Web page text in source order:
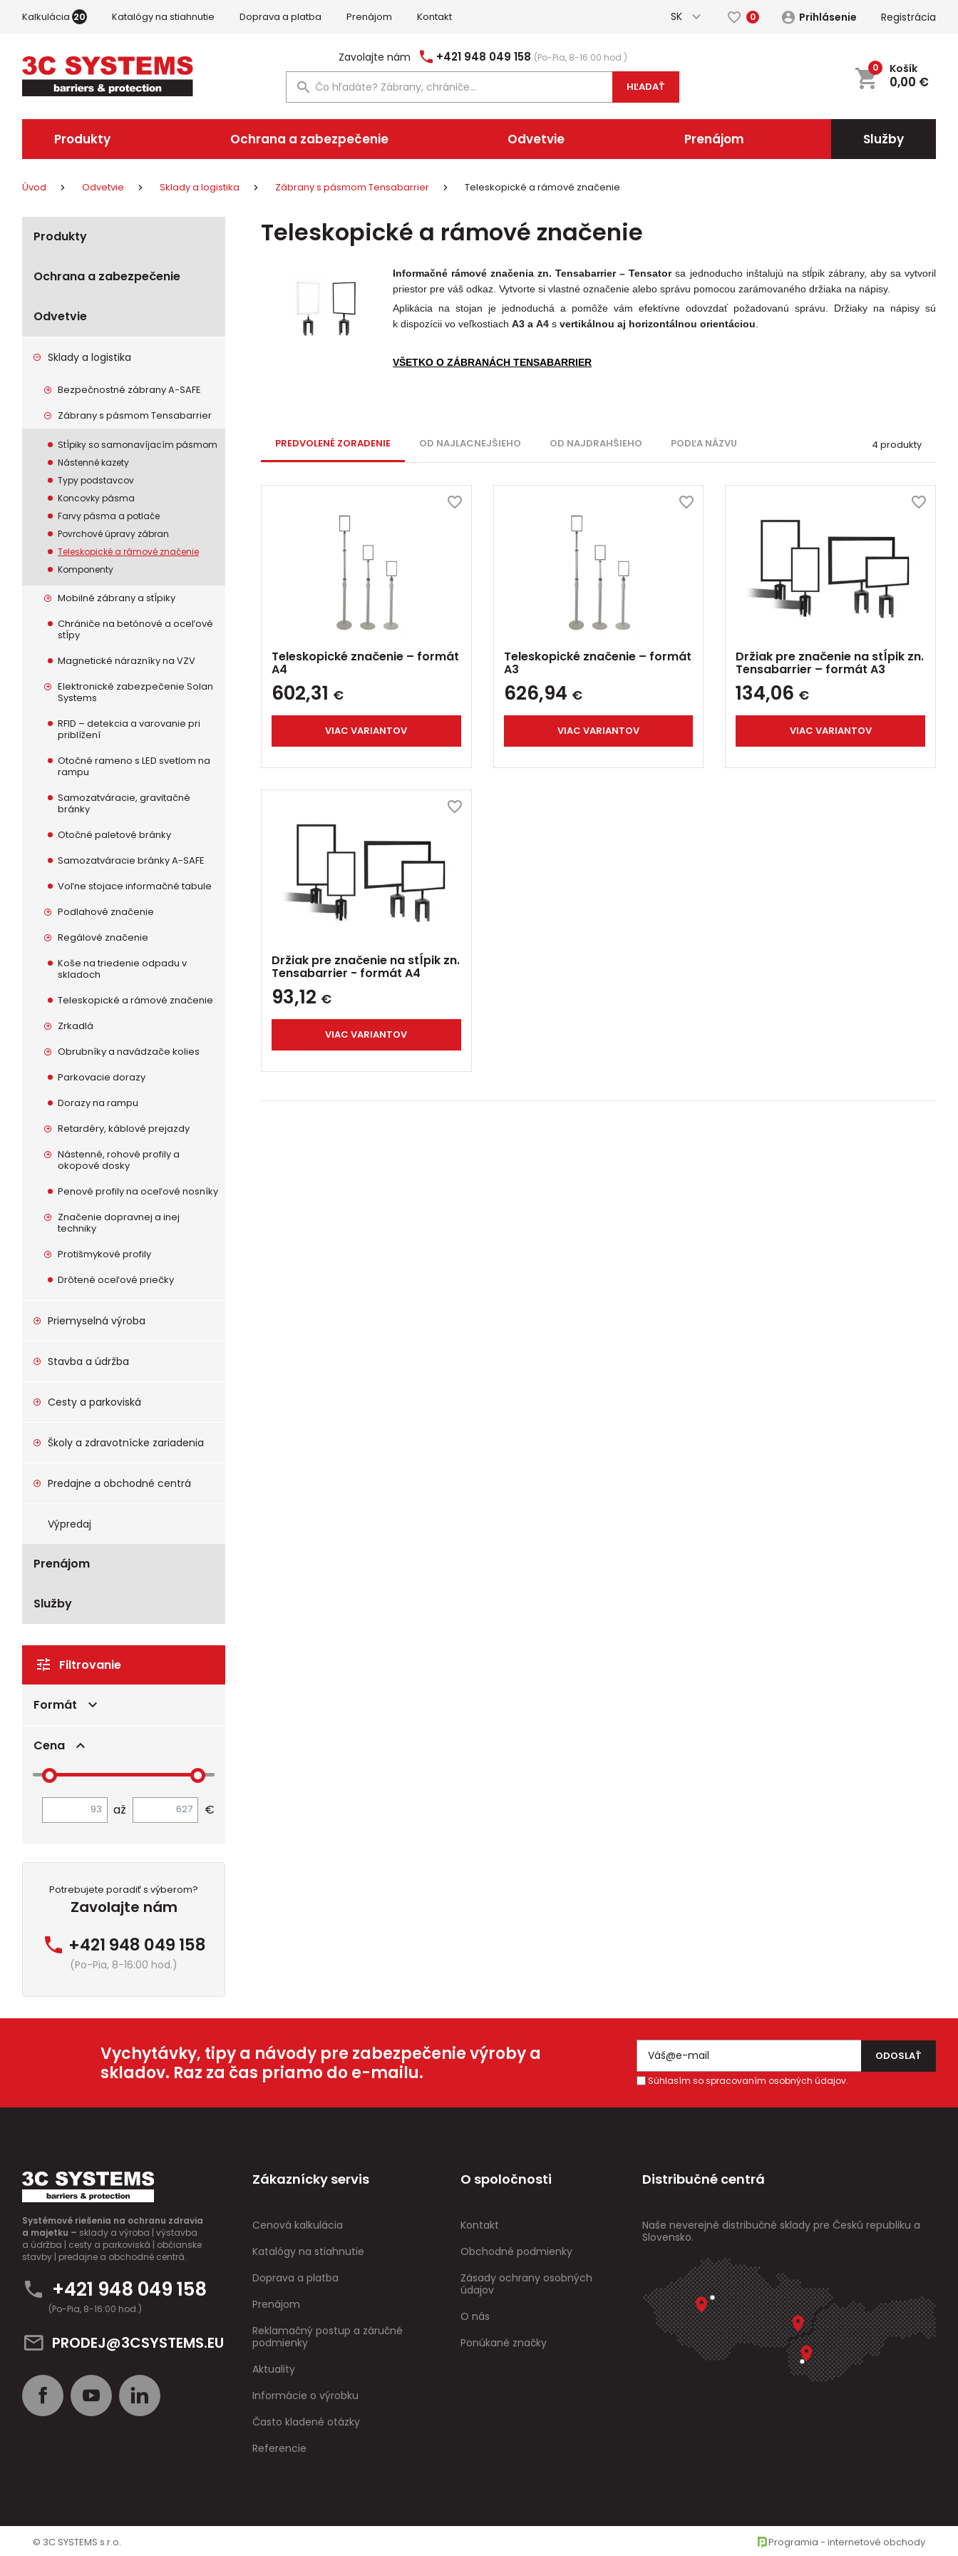
Kalkulácia 20 Katalógy na stiahnutie Doprava a platba Prenájom Kontakt SK 0 Prihlásenie Registrácia
Zavolajte nám +421 948 049 158 (Po-Pia, 8-16:00 hod.)
HĽADAŤ
Košík
0,00 €
0
Produkty Ochrana a zabezpečenie Odvetvie Prenájom Služby
Úvod Odvetvie Sklady a logistika Zábrany s pásmom Tensabarrier Teleskopické a rámové značenie
Produkty
Ochrana a zabezpečenie
Odvetvie
Sklady a logistika
Bezpečnostné zábrany A-SAFE
Zábrany s pásmom Tensabarrier
Stĺpiky so samonavíjacím pásmom
Nástenné kazety
Typy podstavcov
Koncovky pásma
Farvy pásma a potlače
Povrchové úpravy zábran
Teleskopické a rámové značenie
Komponenty
Mobilné zábrany a stĺpiky
Chrániče na betónové a oceľové
stĺpy
Magnetické nárazníky na VZV
Elektronické zabezpečenie Solan
Systems
RFID – detekcia a varovanie pri
priblížení
Otočné rameno s LED svetlom na
rampu
Samozatváracie, gravitačné
bránky
Otočné paletové bránky
Samozatváracie bránky A-SAFE
Voľne stojace informačné tabule
Podlahové značenie
Regálové značenie
Koše na triedenie odpadu v
skladoch
Teleskopické a rámové značenie
Zrkadlá
Obrubníky a navádzače kolies
Parkovacie dorazy
Dorazy na rampu
Retardéry, káblové prejazdy
Nástenné, rohové profily a
okopové dosky
Penové profily na oceľové nosníky
Značenie dopravnej a inej
techniky
Protišmykové profily
Drôtené oceľové priečky
Priemyselná výroba
Stavba a údržba
Cesty a parkoviská
Školy a zdravotnícke zariadenia
Predajne a obchodné centrá
Výpredaj
Prenájom
Služby
Filtrovanie
Formát
Cena
až €
Potrebujete poradiť s výberom?
Zavolajte nám
+421 948 049 158
(Po-Pia, 8-16:00 hod.)
Teleskopické a rámové značenie
Informačné rámové značenia zn. Tensabarrier – Tensatorsa jednoducho inštalujú na stĺpik zábrany, aby sa vytvoril
priestor pre váš odkaz. Vytvorte si vlastné označenie alebo správu pomocou zarámovaného držiaka na nápisy.
Aplikácia na stojan je jednoduchá a pomôže vám efektívne odovzdať požadovanú správu. Držiaky na nápisy sú
k dispozícii vo veľkostiach A3 a A4 s vertikálnou aj horizontálnou orientáciou
VŠETKO O ZÁBRANÁCH TENSABARRIER
PREDVOLENÉ ZORADENIE OD NAJLACNEJŠIEHO OD NAJDRAHŠIEHO PODĽA NÁZVU 4 produkty
Teleskopické značenie – formát
A4
602,31 €
VIAC VARIANTOV
Teleskopické značenie – formát
A3
626,94 €
VIAC VARIANTOV
Držiak pre značenie na stĺpik zn.
Tensabarrier – formát A3
134,06 €
VIAC VARIANTOV
Držiak pre značenie na stĺpik zn.
Tensabarrier - formát A4
93,12 €
VIAC VARIANTOV
Vychytávky, tipy a návody pre zabezpečenie výroby a
skladov. Raz za čas priamo do e-mailu.
Súhlasím so spracovaním osobných údajov.
Systémové riešenia na ochranu zdravia
a majetku – sklady a výroba | výstavba
a údržba | cesty a parkoviská | občianske
stavby | predajne a obchodné centrá.
+421 948 049 158
(Po-Pia, 8-16:00 hod.)
PRODEJ@3CSYSTEMS.EU
Zákaznícky servis
Cenová kalkulácia
Katalógy na stiahnutie
Doprava a platba
Prenájom
Reklamačný postup a záručné
podmienky
Aktuality
Informácie o výrobku
Často kladené otázky
Referencie
O spoločnosti
Kontakt
Obchodné podmienky
Zásady ochrany osobných
údajov
O nás
Ponúkané značky
Distribučné centrá
Naše neverejné distribučné sklady pre Českú republiku a
Slovensko.
© 3C SYSTEMS s.r.o. Programia - internetové obchody